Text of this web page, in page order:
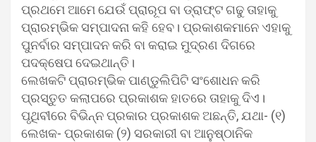
ପ୍ରଥମେ ଆମେ ଯେଉଁ ପ୍ରାରୂପ ବା ଡ୍ରାଫ୍ଟ ଗଢୁ ତାହାକୁ
ପ୍ରାରମ୍ଭିକ ସମ୍ପାଦନା କହି ହେବ। ପ୍ରକାଶକମାନେ ଏହାକୁ
ପୁନର୍ବାର ସମ୍ପାଦନ କରି ବା କରାଇ ମୁଦ୍ରଣ ଦିଗରେ
ପଦକ୍ଷେପ ଦେଇଥାନ୍ତି।
ଲେଖକଟି ପ୍ରାରମ୍ଭିକ ପାଣ୍ଡୁଲିପିଟି ସଂଶୋଧନ କରି
ପ୍ରସ୍ତୁତ କଲାପରେ ପ୍ରକାଶକ ହାତରେ ତାହାକୁ ଦିଏ।
ପୃଥିବୀରେ ବିଭିନ୍ନ ପ୍ରକାର ପ୍ରକାଶକ ଅଛନ୍ତି, ଯଥା- (୧)
ଲେଖକ- ପ୍ରକାଶକ (୨) ସରକାରୀ ବା ଆନୁଷ୍ଠାନିକ